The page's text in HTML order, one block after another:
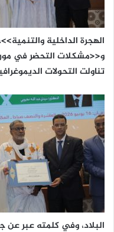
الهجرة الداخلية
و<<مشكلات التحضر في
تناولت التحولات
البلاد، وفي كلمته عبر